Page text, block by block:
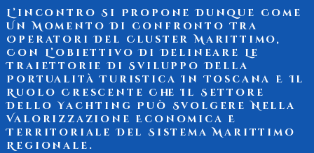
L’incontro Si Propone Dunque Come
Un Momento Di Confronto Tra
Operatori Del Cluster Marittimo,
Con L’obiettivo Di Delineare Le
Traiettorie Di Sviluppo Della
Portualità Turistica In Toscana E Il
Ruolo Crescente Che Il Settore
Dello Yachting Può Svolgere Nella
Valorizzazione Economica E
Territoriale Del Sistema Marittimo
Regionale.